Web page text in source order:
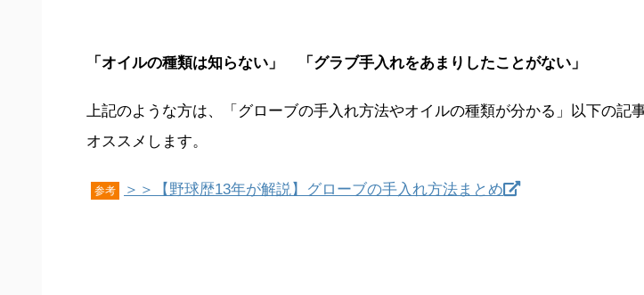
「オイルの種類は知らない」 「グラブ手入れをあまりしたことがない」
上記のような方は、「グローブの手入れ方法やオイルの種類が分かる」以下の記
オススメします。
参考 ＞＞【野球歴13年が解説】グローブの手入れ方法まとめ